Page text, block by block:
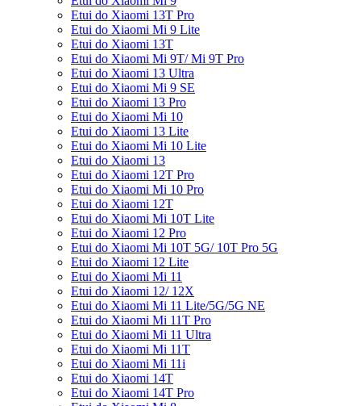
Etui do Xiaomi 13T Pro
Etui do Xiaomi Mi 9 Lite
Etui do Xiaomi 13T
Etui do Xiaomi Mi 9T/ Mi 9T Pro
Etui do Xiaomi 13 Ultra
Etui do Xiaomi Mi 9 SE
Etui do Xiaomi 13 Pro
Etui do Xiaomi Mi 10
Etui do Xiaomi 13 Lite
Etui do Xiaomi Mi 10 Lite
Etui do Xiaomi 13
Etui do Xiaomi 12T Pro
Etui do Xiaomi Mi 10 Pro
Etui do Xiaomi 12T
Etui do Xiaomi Mi 10T Lite
Etui do Xiaomi 12 Pro
Etui do Xiaomi Mi 10T 5G/ 10T Pro 5G
Etui do Xiaomi 12 Lite
Etui do Xiaomi Mi 11
Etui do Xiaomi 12/ 12X
Etui do Xiaomi Mi 11 Lite/5G/5G NE
Etui do Xiaomi Mi 11T Pro
Etui do Xiaomi Mi 11 Ultra
Etui do Xiaomi Mi 11T
Etui do Xiaomi Mi 11i
Etui do Xiaomi 14T
Etui do Xiaomi 14T Pro